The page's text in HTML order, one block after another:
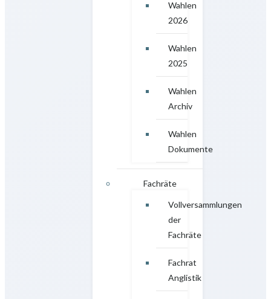
Wahlen
2026
Wahlen
2025
Wahlen
Archiv
Wahlen
Dokumente
Fachräte
Vollversammlungen
der
Fachräte
Fachrat
Anglistik